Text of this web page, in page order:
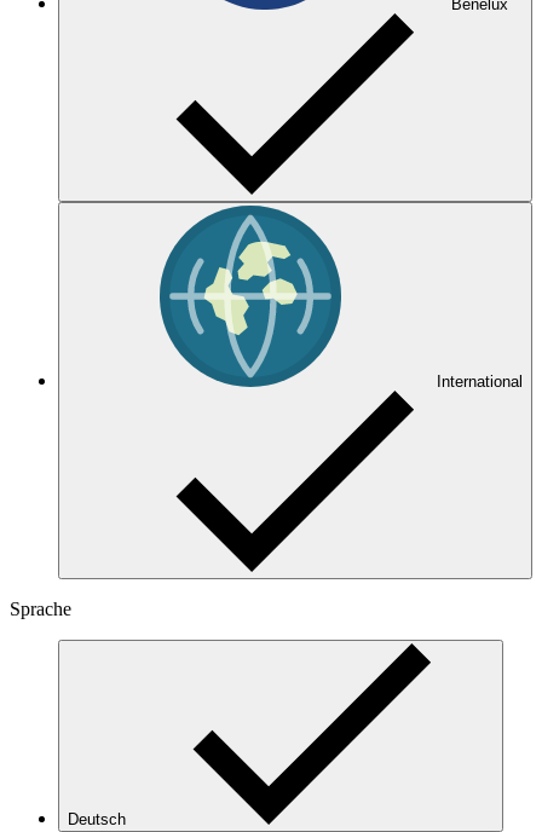
Benelux
International
Sprache
Deutsch